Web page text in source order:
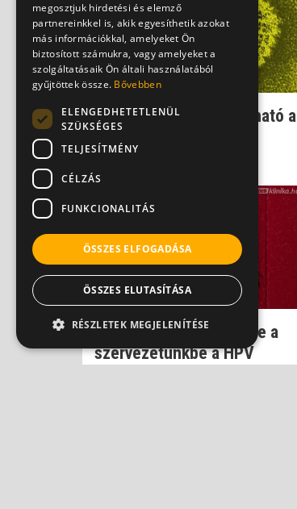
HPV-gyanú - így igazolható a
fertőzés
Dr. Novák Zoltán
Fertőző szex - így jut be a
szervezetünkbe a HPV
megosztjuk hirdetési és elemző
partnereinkkel is, akik egyesíthetik azokat
más információkkal, amelyeket Ön
biztosított számukra, vagy amelyeket a
szolgáltatásaik Ön általi használatából
gyűjtöttek össze. Bővebben
ELENGEDHETETLENÜL
SZÜKSÉGES
TELJESÍTMÉNY
CÉLZÁS
FUNKCIONALITÁS
ÖSSZES ELFOGADÁSA
ÖSSZES ELUTASÍTÁSA
RÉSZLETEK MEGJELENÍTÉSE